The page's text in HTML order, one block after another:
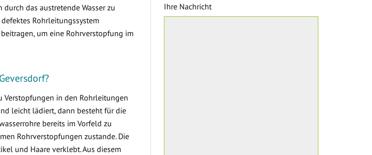
das austretende Wasser zu
Rohrleitungssystem
um eine Rohrverstopfung im
Verstopfungen in den Rohrleitungen
leicht lädiert, dann besteht für die
bereits im Vorfeld zu
Rohrverstopfungen zustande. Die
und Haare verklebt. Aus diesem
Ihre Nachricht